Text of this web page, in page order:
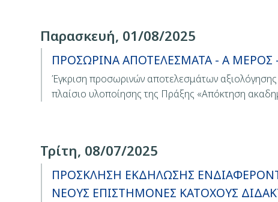
Παρασκευή, 01/08/2025
ΠΡΟΣΩΡΙΝΑ ΑΠΟΤΕΛΕΣΜΑΤΑ - Α ΜΕΡΟΣ -
Έγκριση προσωρινών αποτελεσμάτων
πλαίσιο υλοποίησης της Πράξης «Απόκτηση
Τρίτη, 08/07/2025
ΠΡΟΣΚΛΗΣΗ ΕΚΔΗΛΩΣΗΣ
ΝΕΟΥΣ ΕΠΙΣΤΗΜΟΝΕΣ ΚΑΤΟΧΟΥΣ